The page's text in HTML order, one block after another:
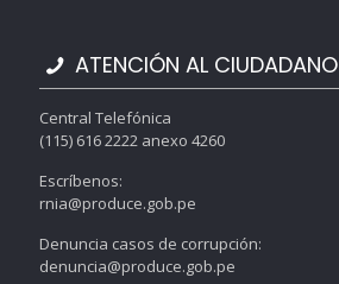
ATENCIÓN AL CIUDADANO
Central Telefónica
(115) 616 2222 anexo 4260
Escríbenos:
rnia@produce.gob.pe
Denuncia casos de corrupción:
denuncia@produce.gob.pe